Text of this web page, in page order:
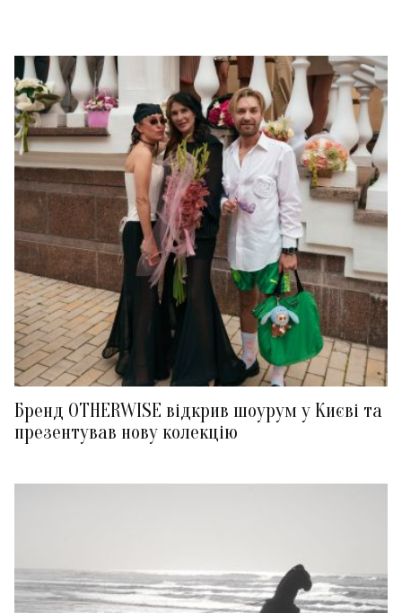
Бренд OTHERWISE відкрив шоурум у Києві та
презентував нову колекцію